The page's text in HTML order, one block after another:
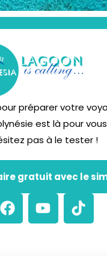
préparer votre
est là pour
pas à le tester !
gratuit avec le